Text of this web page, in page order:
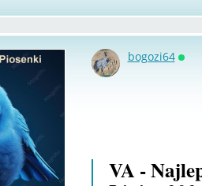
bogozi64
VA -